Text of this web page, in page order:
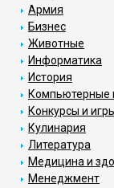
Армия
Бизнес
Животные
Информатика
История
Компьютерные
Конкурсы и
Кулинария
Литература
Медицина и
Менеджмент